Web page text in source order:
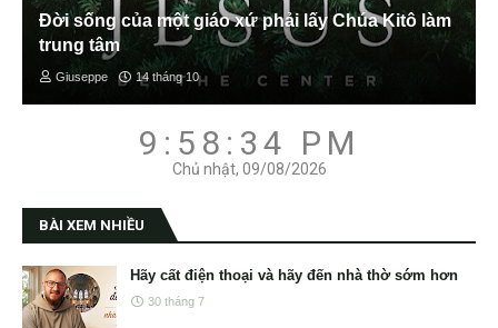
Đời sống của một giáo xứ phải lấy Chúa Kitô làm
trung tâm
Giuseppe 14 tháng 10
9:58:35 PM
Chủ nhật, 09/08/2026
BÀI XEM NHIỀU
Hãy cất điện thoại và hãy đến nhà thờ sớm hơn
30 tháng 7